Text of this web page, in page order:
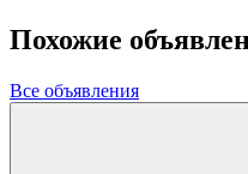
Похожие
Все объявления